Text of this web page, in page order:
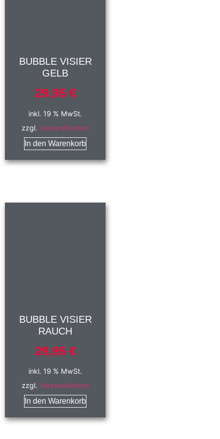
BUBBLE VISIER
GELB
29,95 €
inkl. 19 % MwSt.
zzgl.Versandkosten
In den Warenkorb
BUBBLE VISIER
RAUCH
29,95 €
inkl. 19 % MwSt.
zzgl.Versandkosten
In den Warenkorb